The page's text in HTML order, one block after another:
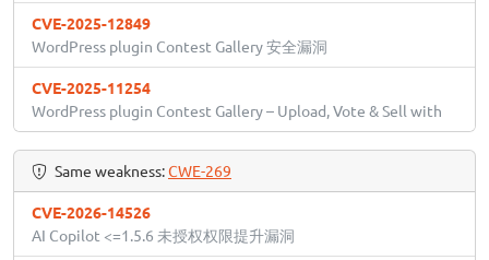
CVE-2025-12849
WordPress plugin Contest Gallery 安全漏洞
CVE-2025-11254
WordPress plugin Contest Gallery – Upload, Vote & Sell with
Same weakness:CWE-269
CVE-2026-14526
AI Copilot <=1.5.6 未授权权限提升漏洞